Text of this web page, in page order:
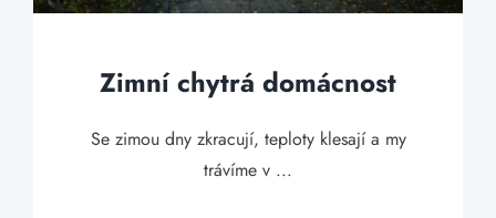
Zimní chytrá domácnost
Se zimou dny zkracují, teploty klesají a my
trávíme v ...